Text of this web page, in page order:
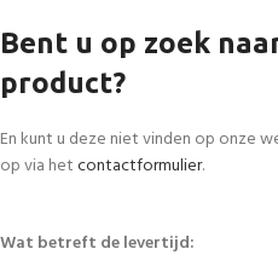
Bent u op zoek
product?
En kunt u deze niet vinden op onze
op via hetcontactformulier.
Wat betreft de levertijd: